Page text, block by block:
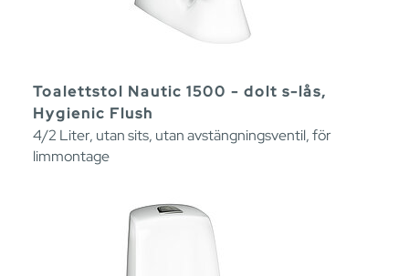
Toalettstol Nautic 1500 - dolt s-lås,
Hygienic Flush
4/2 Liter, utan sits, utan avstängningsventil, för
limmontage